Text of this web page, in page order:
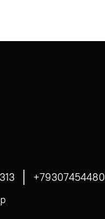
+79307454480